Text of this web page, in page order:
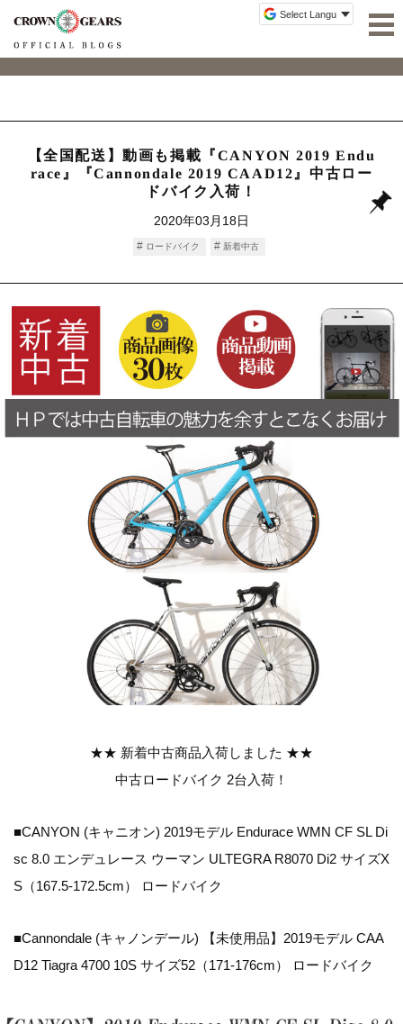
【全国配送】動画も掲載『CANYON 2019 Endu
race』『Cannondale 2019 CAAD12』中古ロー
ドバイク入荷！
2020年03月18日
ロードバイク 新着中古
★★ 新着中古商品入荷しました ★★
中古ロードバイク 2台入荷！
■CANYON (キャニオン) 2019モデル Endurace WMN CF SL Di
sc 8.0 エンデュレース ウーマン ULTEGRA R8070 Di2 サイズX
S（167.5-172.5cm） ロードバイク
■Cannondale (キャノンデール) 【未使用品】2019モデル CAA
D12 Tiagra 4700 10S サイズ52（171-176cm） ロードバイク